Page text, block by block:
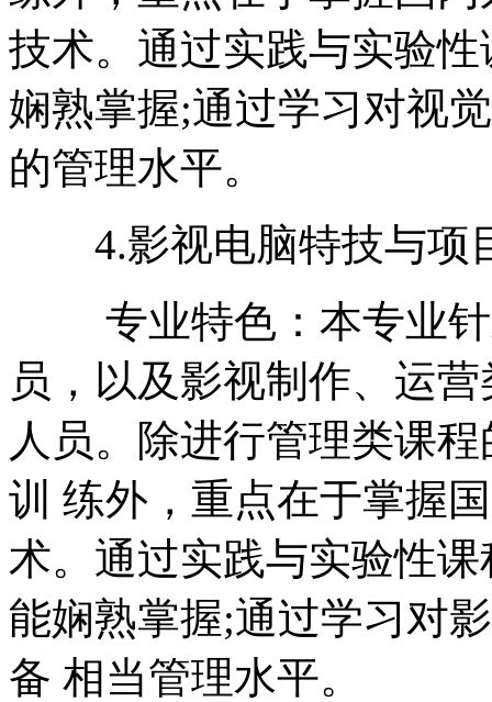
技术。通过实践与实验
娴熟掌握;通过学习对视
的管理水平。
4.影视电脑特技与项
专业特色：本专业针
员，以及影视制作、运
人员。除进行管理类课
训 练外，重点在于掌握
术。通过实践与实验性
能娴熟掌握;通过学习对
备 相当管理水平。